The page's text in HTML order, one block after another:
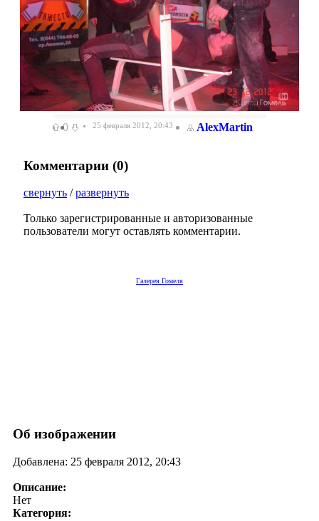
0 25 февраля 2012, 20:43 AlexMartin
Комментарии (0)
свернуть /развернуть
Только зарегистрированные и авторизованные
пользователи могут оставлять комментарии.
Галерея Гомеля
Об изображении
Добавлена: 25 февраля 2012, 20:43
Описание:
Нет
Категория: